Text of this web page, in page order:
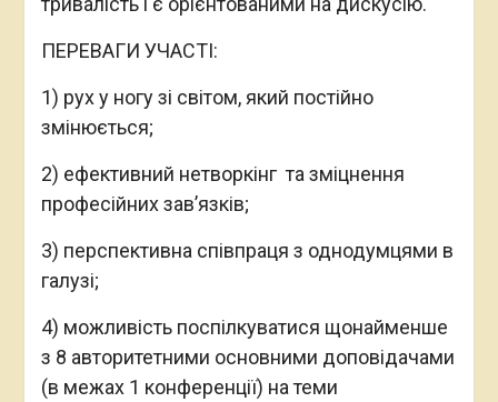
щонайменше 2 круглих столах (в межах 1
конференції);
7) 50% співфінансування публікації статті у
журналі Scopus/WoS у відкритому доступі.
Робоча мова – АНГЛІЙСЬКА. Участь –
БЕЗКОШТОВНА.
Контактна особа: Володимир Гошилик,
директор ГО «Орієнтири сталого розвитку»;
vbgoshylyk@gmail.com